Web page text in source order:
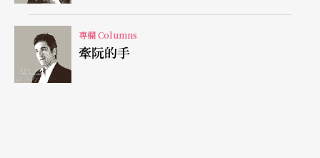
舞動就是令人快樂的事了
跳舞很直接，也可以很簡單，因為它就是人與生俱
來的本能。純粹地舞動肢體，就是令人快樂的事
專欄 Columns
牽阮的手